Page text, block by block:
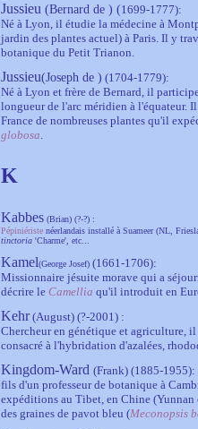
Jussieu (Bernard de ) (1699-1777):
Né à Lyon, il étudie la médecine à
jardin des plantes actuel) à Paris. Il y
botanique du Petit Trianon.
Jussieu(Joseph de ) (1704-1779):
Né à Lyon et frère de Bernard, il
longueur de l'arc méridien à l'équateur.
France de nombreuses plantes qu'il
globosa.
K
Kabbes (Brian) (?-?) :
Pépiniériste néerlandais installé à Suameer (NL,
tinctoria 'Charme', etc...
Kamel(George Josef) (1661-1706):
Missionnaire jésuite morave qui a
décrire le Camellia qu'il introduit en
Kehr(August) (?-2001) :
Chercheur en génétique et agriculture,
consacré à l'hybridation d'azalées,
Kingdom-Ward (Frank) (1885-1955):
fils d'un professeur de botanique à
expéditions au Tibet, en Chine
des graines de pavot bleu (Meconopsis